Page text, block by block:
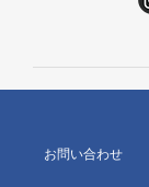
お問い合わせ